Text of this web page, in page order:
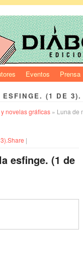
Eventos Prensa
(1 DE 3).
novelas gráficas » Luna de
esfinge. (1 de
Share |